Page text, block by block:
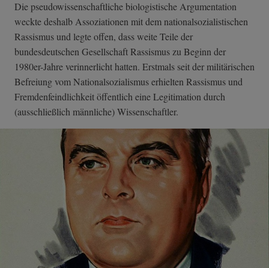
Die pseudowissenschaftliche biologistische Argumentation
weckte deshalb Assoziationen mit dem nationalsozialistischen
Rassismus und legte offen, dass weite Teile der
bundesdeutschen Gesellschaft Rassismus zu Beginn der
1980er-Jahre verinnerlicht hatten. Erstmals seit der militärischen
Befreiung vom Nationalsozialismus erhielten Rassismus und
Fremdenfeindlichkeit öffentlich eine Legitimation durch
(ausschließlich männliche) Wissenschaftler.